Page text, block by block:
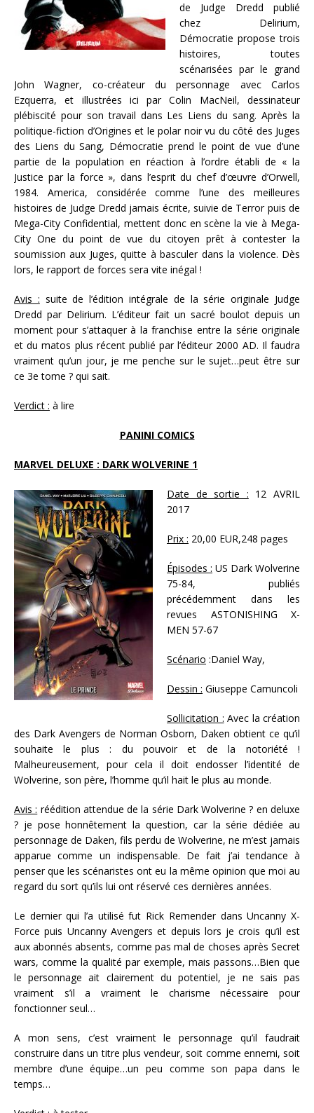
de Judge Dredd publié
chez Delirium,
Démocratie propose trois
histoires, toutes
scénarisées par le grand
John Wagner, co-créateur du personnage avec Carlos
Ezquerra, et illustrées ici par Colin MacNeil, dessinateur
plébiscité pour son travail dans Les Liens du sang. Après la
politique-fiction d’Origines et le polar noir vu du côté des Juges
des Liens du Sang, Démocratie prend le point de vue d’une
partie de la population en réaction à l’ordre établi de « la
Justice par la force », dans l’esprit du chef d’œuvre d’Orwell,
1984. America, considérée comme l’une des meilleures
histoires de Judge Dredd jamais écrite, suivie de Terror puis de
Mega-City Confidential, mettent donc en scène la vie à Mega-
City One du point de vue du citoyen prêt à contester la
soumission aux Juges, quitte à basculer dans la violence. Dès
lors, le rapport de forces sera vite inégal !
Avis : suite de l’édition intégrale de la série originale Judge
Dredd par Delirium. L’éditeur fait un sacré boulot depuis un
moment pour s’attaquer à la franchise entre la série originale
et du matos plus récent publié par l’éditeur 2000 AD. Il faudra
vraiment qu’un jour, je me penche sur le sujet…peut être sur
ce 3e tome ? qui sait.
Verdict : à lire
PANINI COMICS
MARVEL DELUXE : DARK WOLVERINE 1
Date de sortie : 12 AVRIL
2017
Prix : 20,00 EUR,248 pages
Épisodes : US Dark Wolverine
75-84, publiés
précédemment dans les
revues ASTONISHING X-
MEN 57-67
Scénario :Daniel Way,
Dessin : Giuseppe Camuncoli
Sollicitation : Avec la création
des Dark Avengers de Norman Osborn, Daken obtient ce qu’il
souhaite le plus : du pouvoir et de la notoriété !
Malheureusement, pour cela il doit endosser l’identité de
Wolverine, son père, l’homme qu’il hait le plus au monde.
Avis : réédition attendue de la série Dark Wolverine ? en deluxe
? je pose honnêtement la question, car la série dédiée au
personnage de Daken, fils perdu de Wolverine, ne m’est jamais
apparue comme un indispensable. De fait j’ai tendance à
penser que les scénaristes ont eu la même opinion que moi au
regard du sort qu’ils lui ont réservé ces dernières années.
Le dernier qui l’a utilisé fut Rick Remender dans Uncanny X-
Force puis Uncanny Avengers et depuis lors je crois qu’il est
aux abonnés absents, comme pas mal de choses après Secret
wars, comme la qualité par exemple, mais passons…Bien que
le personnage ait clairement du potentiel, je ne sais pas
vraiment s’il a vraiment le charisme nécessaire pour
fonctionner seul…
A mon sens, c’est vraiment le personnage qu’il faudrait
construire dans un titre plus vendeur, soit comme ennemi, soit
membre d’une équipe…un peu comme son papa dans le
temps…